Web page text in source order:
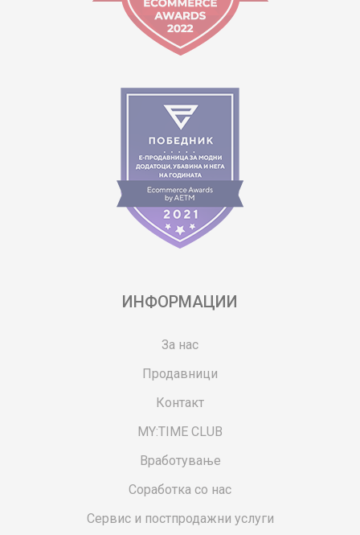
ИНФОРМАЦИИ
За нас
Продавници
Контакт
MY:TIME CLUB
Вработување
Соработка со нас
Сервис и постпродажни услуги